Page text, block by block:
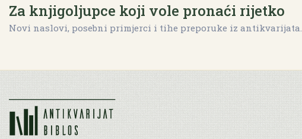
Za knjigoljupce koji vole pronaći rijetko
Novi naslovi, posebni primjerci i tihe preporuke iz antikvarijata.